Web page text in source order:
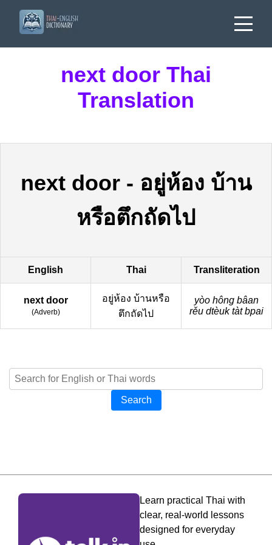
next door Thai
Translation
next door- อยู่ห้อง บ้าน
หรือตึกถัดไป
English Thai Transliteration
next door
(Adverb)
อยู่ห้อง บ้านหรือ
ตึกถัดไป
yòo hông bâan
rěu dtèuk tàt bpai
Search
Learn practical Thai with
clear, real-world lessons
designed for everyday